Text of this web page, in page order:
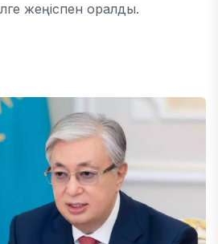
жеңіспен оралды.